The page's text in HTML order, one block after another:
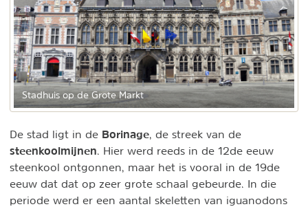
Stadhuis op de Grote Markt
De stad ligt in de Borinage , de streek van de
steenkoolmijnen . Hier werd reeds in de 12de eeuw
steenkool ontgonnen, maar het is vooral in de 19de
eeuw dat dat op zeer grote schaal gebeurde. In die
periode werd er een aantal skeletten van iguanodons